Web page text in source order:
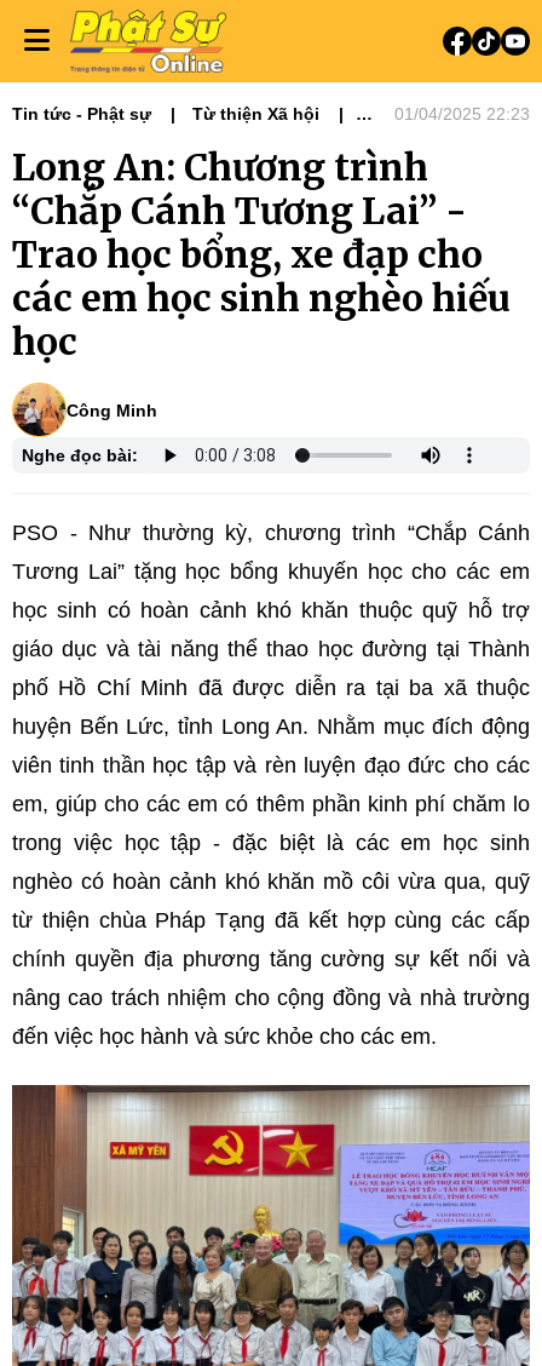
Tin tức - Phật sự
Từ thiện Xã hội
01/04/2025 22:23
Long An: Chương trình
“Chắp Cánh Tương Lai” -
Trao học bổng, xe đạp cho
các em học sinh nghèo hiếu
học
Công Minh
Nghe đọc bài:
PSO - Như thường kỳ, chương trình “Chắp Cánh
Tương Lai” tặng học bổng khuyến học cho các em
học sinh có hoàn cảnh khó khăn thuộc quỹ hỗ trợ
giáo dục và tài năng thể thao học đường tại Thành
phố Hồ Chí Minh đã được diễn ra tại ba xã thuộc
huyện Bến Lức, tỉnh Long An. Nhằm mục đích động
viên tinh thần học tập và rèn luyện đạo đức cho các
em, giúp cho các em có thêm phần kinh phí chăm lo
trong việc học tập - đặc biệt là các em học sinh
nghèo có hoàn cảnh khó khăn mồ côi vừa qua, quỹ
từ thiện chùa Pháp Tạng đã kết hợp cùng các cấp
chính quyền địa phương tăng cường sự kết nối và
nâng cao trách nhiệm cho cộng đồng và nhà trường
đến việc học hành và sức khỏe cho các em.